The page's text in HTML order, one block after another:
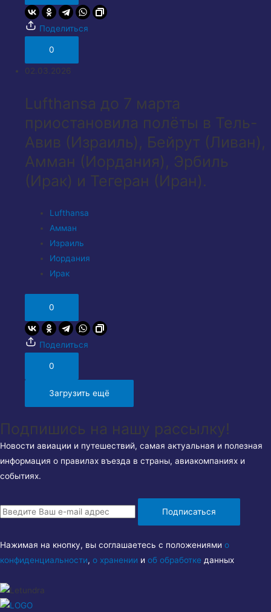
Поделиться
0
02.03.2026
Lufthansa до 7 марта
приостановила полёты в Тель-
Авив (Израиль), Бейрут (Ливан),
Амман (Иордания), Эрбиль
(Ирак) и Тегеран (Иран).
Lufthansa
Амман
Израиль
Иордания
Ирак
0
Поделиться
0
Загрузить ещё
Подпишись на нашу рассылку!
Новости авиации и путешествий, самая актуальная и полезная
информация о правилах въезда в страны, авиакомпаниях и
событиях.
Подписаться
Нажимая на кнопку, вы соглашаетесь с положениями о
конфиденциальности, о хранении и об обработке данных